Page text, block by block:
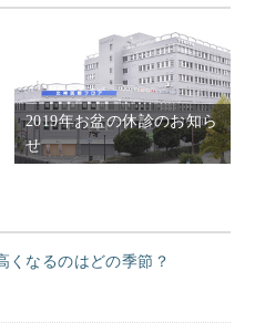
2019年お盆の休診のお知ら
せ
くなるのはどの季節？